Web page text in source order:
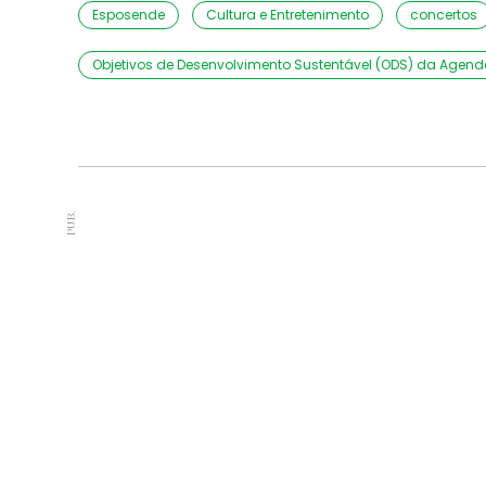
Esposende Cultura e Entretenimento concertos
Objetivos de Desenvolvimento Sustentável (ODS) da
PUB.